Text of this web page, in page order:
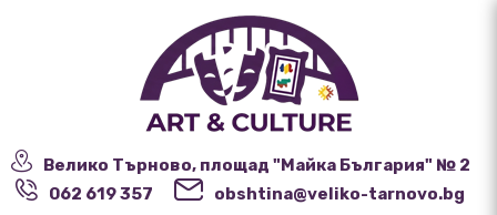
Велико Търново, площад "Майка България" № 2
062 619 357
obshtina@veliko-tarnovo.bg